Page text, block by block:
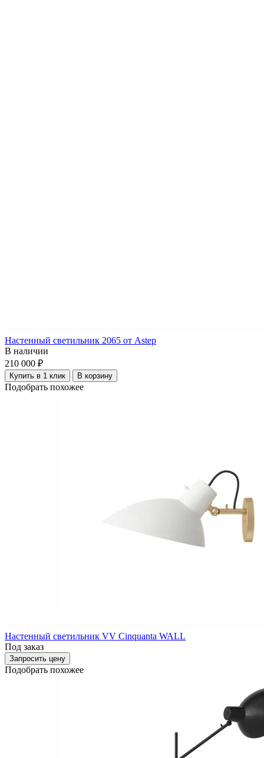
Настенный светильник 2065 от Astep
В наличии
210 000 ₽
Купить в 1 клик В корзину
Подобрать похожее
Настенный светильник VV Cinquanta WALL
Под заказ
Запросить цену
Подобрать похожее